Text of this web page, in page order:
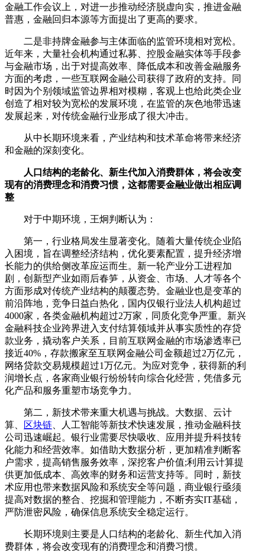
金融工作会议上，对进一步推动经济脱虚向实，推进金融
普惠，金融回归本源等方面提出了更高的要求。
二是非持牌金融参与主体面临的监管环境相对宽松。
近年来，大量社会机构通过私募、控股金融实体等手段参
与金融市场，出于对提高效率、降低成本和改善金融服务
方面的考虑，一些互联网金融公司获得了政府的支持。同
时因为个别领域监管边界相对模糊，客观上也给此类企业
创造了相对较为宽松的发展环境，在监管的灰色地带迅速
发展起来，对传统金融行业形成了很大冲击。
从中长期环境来看，产业结构和技术革命将带来经济
和金融的深刻变化。
人口结构的老龄化、新生代加入消费群体，将会改变
现有的消费理念和消费习惯，这都需要金融业做出相应调
整
对于中期环境，王炯判断认为：
第一，行业格局发生显著变化。随着大量传统企业陷
入困境，旨在调整经济结构，优化要素配置，提升经济增
长能力的供给侧改革应运而生。新一轮产业分工进程加
剧，创新型产业如雨后春笋，从资金、市场、人才等各个
方面形成对传统产业结构的颠覆态势。金融业也是变革的
前沿阵地，竞争日益白热化，国内仅银行业法人机构超过
4000家，各类金融机构超过2万家，同质化竞争严重。新兴
金融科技企业跨界进入支付结算领域并从事实质性的存贷
款业务，撬动客户关系，目前互联网金融的市场渗透率已
接近40%，存款搬家至互联网金融公司金额超过2万亿元，
网络贷款交易规模超过1万亿元。为应对竞争，获得新的利
润增长点，各家商业银行纷纷转向综合化经营，凭借多元
化产品和服务重塑市场竞争力。
第二，新技术带来重大机遇与挑战。大数据、云计
算、
区块链 、人工智能等新技术快速发展，推动金融科技
公司迅速崛起。银行业需要尽快吸收、应用并提升科技转
化能力和经营效率。如借助大数据分析，更加精准判断客
户需求，提高销售服务效率，深挖客户价值;利用云计算提
供更加低成本、高效率的财务和运营支持等。同时，新技
术应用也带来数据风险和系统安全等问题，商业银行亟须
提高对数据的整合、挖掘和管理能力，不断夯实IT基础，
严防泄密风险，确保信息系统安全稳定运行。
长期环境则主要是人口结构的老龄化、新生代加入消
费群体，将会改变现有的消费理念和消费习惯。